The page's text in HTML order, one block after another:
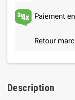
Paiement
Retour
Description